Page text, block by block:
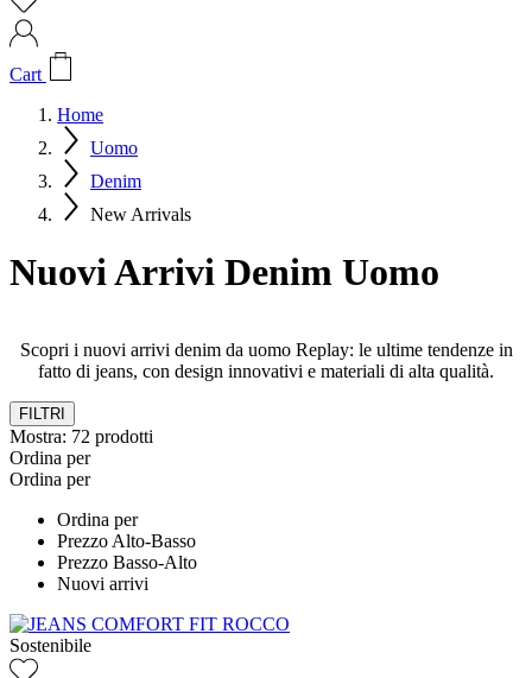
Cart
Home
Uomo
Denim
New Arrivals
Nuovi Arrivi Denim Uomo
Scopri i nuovi arrivi denim da uomo Replay: le ultime tendenze in
fatto di jeans, con design innovativi e materiali di alta qualità.
FILTRI
Mostra: 72 prodotti
Ordina per
Ordina per
Ordina per
Prezzo Alto-Basso
Prezzo Basso-Alto
Nuovi arrivi
Sostenibile